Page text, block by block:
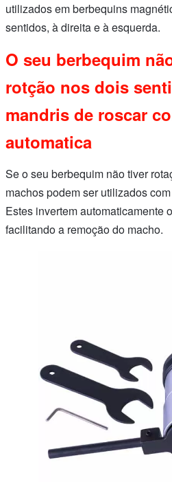
utilizados em berbequins
sentidos, à direita e à esquerda.
O seu berbequim
rotção nos dois
mandris de roscar
automatica
Se o seu berbequim não tiver
machos podem ser utilizados
Estes invertem automaticamente
facilitando a remoção do macho.